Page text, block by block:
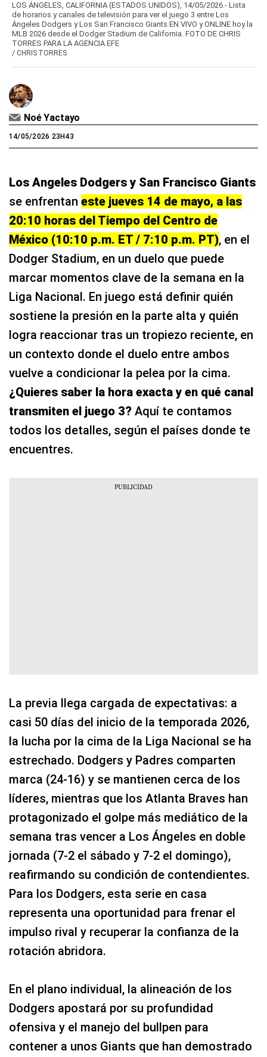
LOS ÁNGELES, CALIFORNIA (ESTADOS UNIDOS), 14/05/2026.- Lista
de horarios y canales de televisión para ver el juego 3 entre Los
Ángeles Dodgers y Los San Francisco Giants EN VIVO y ONLINE hoy la
MLB 2026 desde el Dodger Stadium de California. FOTO DE CHRIS
TORRES PARA LA AGENCIA EFE
/ CHRIS TORRES
Noé Yactayo
14/05/2026 23H43
Los Angeles Dodgers y San Francisco Giants
se enfrentan este jueves 14 de mayo, a las
20:10 horas del Tiempo del Centro de
México (10:10 p.m. ET / 7:10 p.m. PT), en el
Dodger Stadium, en un duelo que puede
marcar momentos clave de la semana en la
Liga Nacional. En juego está definir quién
sostiene la presión en la parte alta y quién
logra reaccionar tras un tropiezo reciente, en
un contexto donde el duelo entre ambos
vuelve a condicionar la pelea por la cima.
¿Quieres saber la hora exacta y en qué canal
transmiten el juego 3? Aquí te contamos
todos los detalles, según el países donde te
encuentres.
La previa llega cargada de expectativas: a
casi 50 días del inicio de la temporada 2026,
la lucha por la cima de la Liga Nacional se ha
estrechado. Dodgers y Padres comparten
marca (24-16) y se mantienen cerca de los
líderes, mientras que los Atlanta Braves han
protagonizado el golpe más mediático de la
semana tras vencer a Los Ángeles en doble
jornada (7-2 el sábado y 7-2 el domingo),
reafirmando su condición de contendientes.
Para los Dodgers, esta serie en casa
representa una oportunidad para frenar el
impulso rival y recuperar la confianza de la
rotación abridora.
En el plano individual, la alineación de los
Dodgers apostará por su profundidad
ofensiva y el manejo del bullpen para
contener a unos Giants que han demostrado